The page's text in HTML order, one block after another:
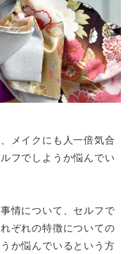
メイクにも人一倍気合
フでしようか悩んでい
情について、セルフで
ぞれの特徴についての
か悩んでいるという方